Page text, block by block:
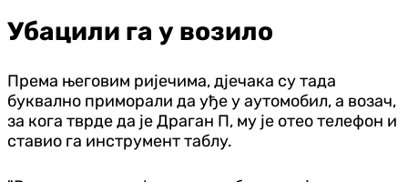
Убацили га у возило
Према његовим ријечима, дјечака су тада
буквално приморали да уђе у аутомобил, а возач,
за кога тврде да је Драган П, му је отео телефон и
ставио га инструмент таблу.